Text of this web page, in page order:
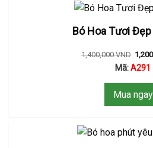
Bó Hoa Tươi
1,400,000VND
Mã:A291
Mua ngay